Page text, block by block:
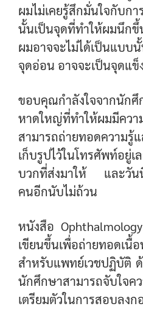
ผมไม่เคยรู้สึกมั่นใจกับ
นั้นเป็นจุดที่ทำให้ผมนึก
ผมอาจจะไม่ได้เป็นแบบ
จุดอ่อน อาจจะเป็นจุดแข็
ขอบคุณกำลังใจจากนักศึ
หาดใหญ่ที่ทำให้ผมมีความ
สามารถถ่ายทอดความ
เก็บรูปไว้ในโทรศัพท์อ
บวกที่ส่งมาให้ และวัน
คนอีกนับไม่ถ้วน
หนังสือ
เขียนขึ้นเพื่อถ่ายทอดเนื้
สำหรับแพทย์เวชปฏิบัติ
นักศึกษาสามารถจับใจ
เตรียมตัวในการสอบลง